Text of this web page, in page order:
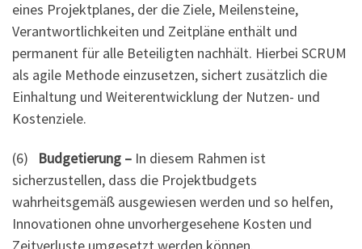
eines Projektplanes, der die Ziele, Meilensteine,
Verantwortlichkeiten und Zeitpläne enthält und
permanent für alle Beteiligten nachhält. Hierbei SCRUM
als agile Methode einzusetzen, sichert zusätzlich die
Einhaltung und Weiterentwicklung der Nutzen- und
Kostenziele.
(6) Budgetierung – In diesem Rahmen ist
sicherzustellen, dass die Projektbudgets
wahrheitsgemäß ausgewiesen werden und so helfen,
Innovationen ohne unvorhergesehene Kosten und